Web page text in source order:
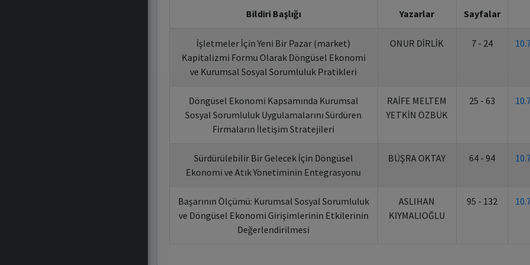
Bildiri Başlığı Yazarlar Sayfalar
İşletmeler İçin Yeni Bir Pazar (market)
Kapitalizmi Formu Olarak Döngüsel Ekonomi
ve Kurumsal Sosyal Sorumluluk Pratikleri
ONUR DİRLİK 7 - 24
Döngüsel Ekonomi Kapsamında Kurumsal
Sosyal Sorumluluk Uygulamalarını Sürdüren
Firmaların İletişim Stratejileri
RAİFE MELTEM
YETKİN ÖZBÜK
25 - 63
Sürdürülebilir Bir Gelecek İçin Döngüsel
Ekonomi ve Atık Yönetiminin Entegrasyonu
BÜŞRA OKTAY 64 - 94
Başarının Ölçümü: Kurumsal Sosyal Sorumluluk
ve Döngüsel Ekonomi Girişimlerinin Etkilerinin
Değerlendirilmesi
ASLIHAN
KIYMALIOĞLU
95 - 132